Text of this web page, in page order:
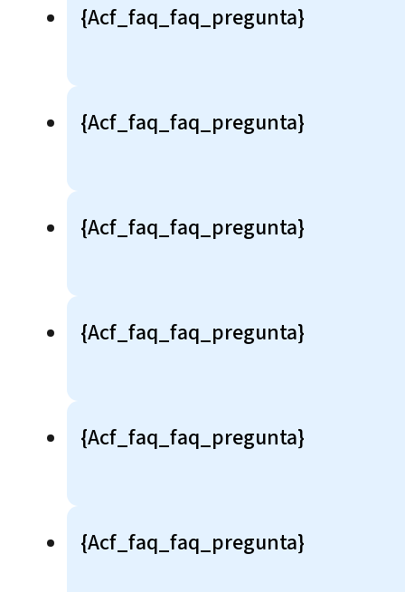
{acf_faq_faq_pregunta}
{acf_faq_faq_pregunta}
{acf_faq_faq_pregunta}
{acf_faq_faq_pregunta}
{acf_faq_faq_pregunta}
{acf_faq_faq_pregunta}